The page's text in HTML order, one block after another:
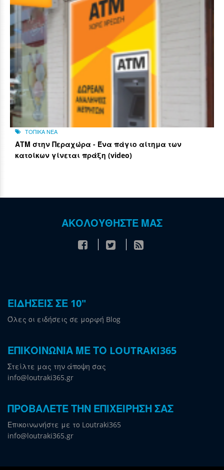
ΤΟΠΙΚΑ ΝΕΑ
ΑΤΜ στην Περαχώρα - Ένα πάγιο αίτημα των
κατοίκων γίνεται πράξη (video)
ΑΚΟΛΟΥΘΗΣΤΕ ΜΑΣ
ΕΙΔΗΣΕΙΣ ΣΕ 10"
Όλες οι ειδήσεις σε μορφή Blog
ΕΠΙΚΟΙΝΩΝΙΑ ΜΕ ΤΟ LOUTRAKI365
Στείλτε μας την άποψη σας
info@loutraki365.gr
ΠΡΟΒΑΛΕΤΕ ΤΗΝ ΕΠΙΧΕΙΡΗΣΗ ΣΑΣ
Επικοινωνήστε με το Loutraki365
info@loutraki365.gr